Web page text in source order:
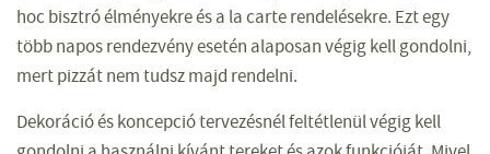
hoc bisztró élményekre és a la carte rendelésekre. Ezt egy
több napos rendezvény esetén alaposan végig kell gondolni,
mert pizzát nem tudsz majd rendelni.
Dekoráció és koncepció tervezésnél feltétlenül végig kell